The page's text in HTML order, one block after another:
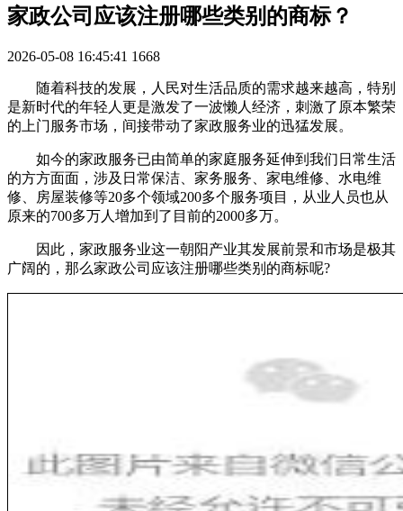
家政公司应该注册哪些类别的商标？
2026-05-08 16:45:41 1668
随着科技的发展，人民对生活品质的需求越来越高，特别
是新时代的年轻人更是激发了一波懒人经济，刺激了原本繁荣
的上门服务市场，间接带动了家政服务业的迅猛发展。
如今的家政服务已由简单的家庭服务延伸到我们日常生活
的方方面面，涉及日常保洁、家务服务、家电维修、水电维
修、房屋装修等20多个领域200多个服务项目，从业人员也从
原来的700多万人增加到了目前的2000多万。
因此，家政服务业这一朝阳产业其发展前景和市场是极其
广阔的，那么家政公司应该注册哪些类别的商标呢?